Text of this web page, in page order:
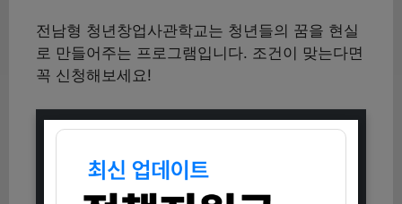
전남형 청년창업사관학교는 청년들의 꿈을 현실
로 만들어주는 프로그램입니다. 조건이 맞는다면
꼭 신청해보세요!
법 (문자 및 카카오톡으로 간편하게)